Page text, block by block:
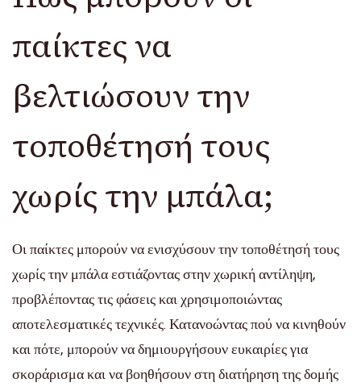
παίκτες να
βελτιώσουν την
τοποθέτησή τους
χωρίς την μπάλα;
Οι παίκτες μπορούν να ενισχύσουν την τοποθέτησή τους
χωρίς την μπάλα εστιάζοντας στην χωρική αντίληψη,
προβλέποντας τις φάσεις και χρησιμοποιώντας
αποτελεσματικές τεχνικές. Κατανοώντας πού να κινηθούν
και πότε, μπορούν να δημιουργήσουν ευκαιρίες για
σκοράρισμα και να βοηθήσουν στη διατήρηση της δομής